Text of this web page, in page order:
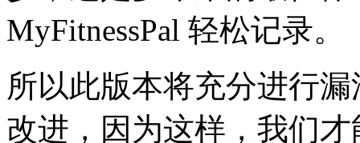
MyFitnessPal 轻松记录。
所以此版本将充分进行
改进，因为这样，我们